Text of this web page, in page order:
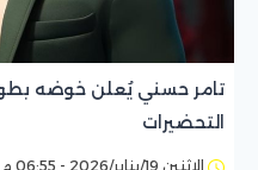
تامر حسني يُعلن خوضه
التحضيرات
الإثنين 19/يناير/2026 - 06:55 م